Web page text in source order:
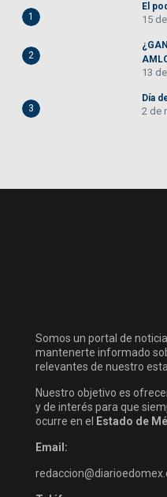
1
El
15
2
13
3
Día
2 de
Somos un portal de
mantenerte informado
relevantes de nuestro
Nuestro objetivo es
y de interés para que
ocurre en el
Estado de
Email: